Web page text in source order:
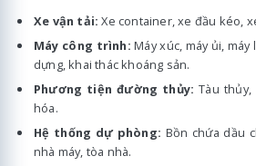
Xe vận tải: Xe container, xe đầu kéo,
Máy công trình: Máy xúc, máy ủi,
dựng, khai thác khoáng sản.
Phương tiện đường thủy: Tàu
hóa.
Hệ thống dự phòng: Bồn chứa dầu
nhà máy, tòa nhà.